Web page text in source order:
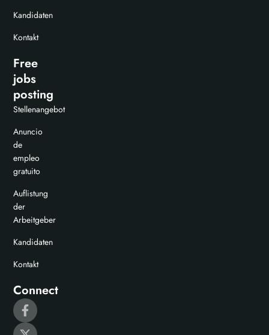
Kandidaten
Kontakt
Free
jobs
posting
Stellenangebot
Anuncio
de
empleo
gratuito
Auflistung
der
Arbeitgeber
Kandidaten
Kontakt
Connect